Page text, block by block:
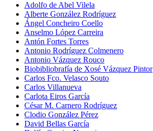
Adolfo de Abel Vilela
Alberte González Rodríguez
Ángel Concheiro Coello
Anselmo López Carreira
Antón Fortes Torres
Antonio Rodríguez Colmenero
Antonio Vázquez Rouco
Biobibliobrafía de Xosé Vázquez Pintor
Carlos Fco. Velasco Souto
Carlos Villanueva
Carlota Eiros García
César M. Carnero Rodríguez
Clodio González Pérez
David Bellas García